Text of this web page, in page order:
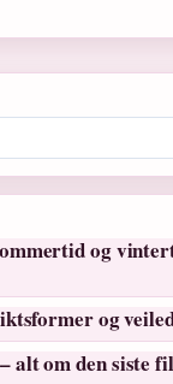
og
og
alt om den siste